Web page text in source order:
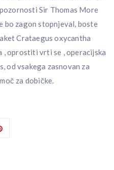
Sir Thomas More
bo zagon stopnjeval, boste
Crataegus oxycantha
oprostiti vrti se , operacijska
od vsakega zasnovan za
za dobičke.